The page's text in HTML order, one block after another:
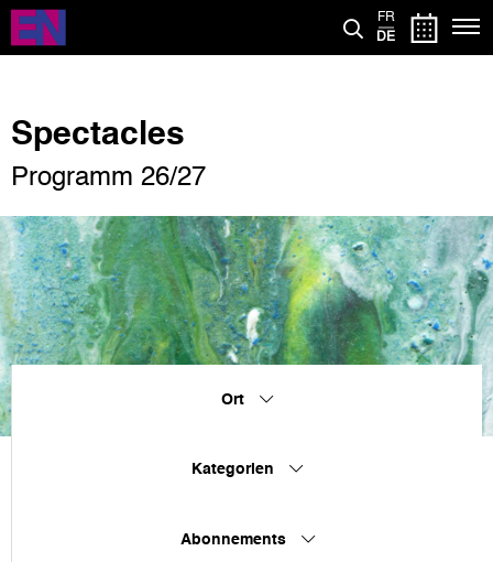
Direkt
zum
Inhalt
FR
DE
Spectacles
Programm 26/27
Ort
Kategorien
Abonnements